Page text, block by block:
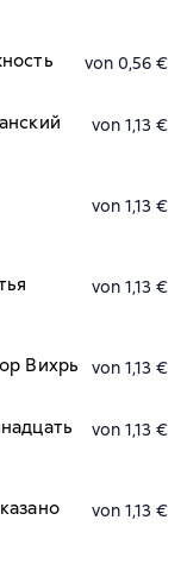
von 0,56 €
von 1,13 €
von 1,13 €
von 1,13 €
Вихрь von 1,13 €
von 1,13 €
von 1,13 €